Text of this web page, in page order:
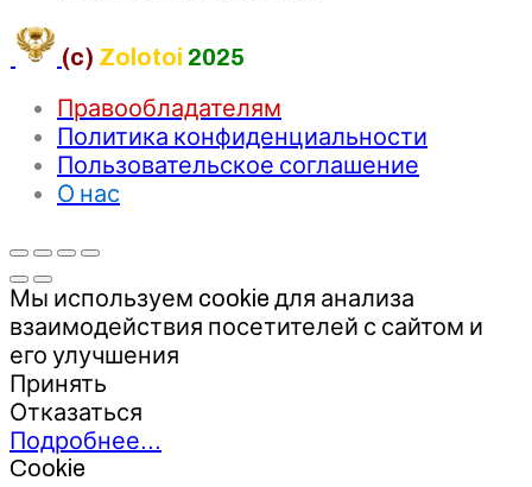
(c) Zolotoi 2025
Правообладателям
Политика конфиденциальности
Пользовательское соглашение
О нас
Мы используем cookie для анализа
взаимодействия посетителей с сайтом и
его улучшения
Принять
Отказаться
Подробнее…
Cookie